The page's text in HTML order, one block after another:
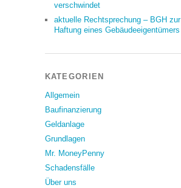
verschwindet
aktuelle Rechtsprechung – BGH zur
Haftung eines Gebäudeeigentümers
KATEGORIEN
Allgemein
Baufinanzierung
Geldanlage
Grundlagen
Mr. MoneyPenny
Schadensfälle
Über uns